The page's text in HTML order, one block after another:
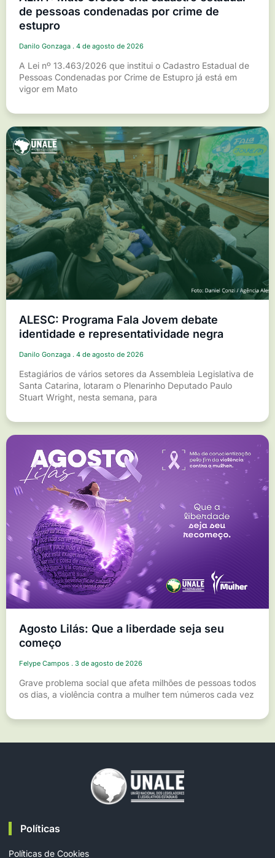
de pessoas condenadas por crime de
estupro
Danilo Gonzaga 4 de agosto de 2026
A Lei nº 13.463/2026 que institui o Cadastro Estadual de
Pessoas Condenadas por Crime de Estupro já está em
vigor em Mato
ALESC: Programa Fala Jovem debate
identidade e representatividade negra
Danilo Gonzaga 4 de agosto de 2026
Estagiários de vários setores da Assembleia Legislativa de
Santa Catarina, lotaram o Plenarinho Deputado Paulo
Stuart Wright, nesta semana, para
Agosto Lilás: Que a liberdade seja seu
começo
Felype Campos 3 de agosto de 2026
Grave problema social que afeta milhões de pessoas todos
os dias, a violência contra a mulher tem números cada vez
Políticas
Políticas de Cookies